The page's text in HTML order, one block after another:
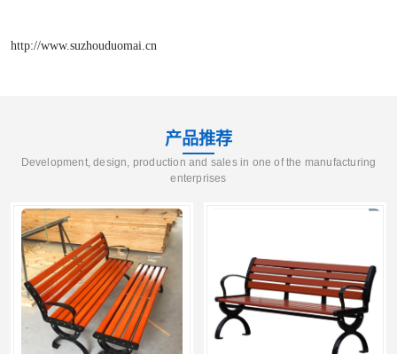
http://www.suzhouduomai.cn
产品推荐
Development, design, production and sales in one of the manufacturing
enterprises